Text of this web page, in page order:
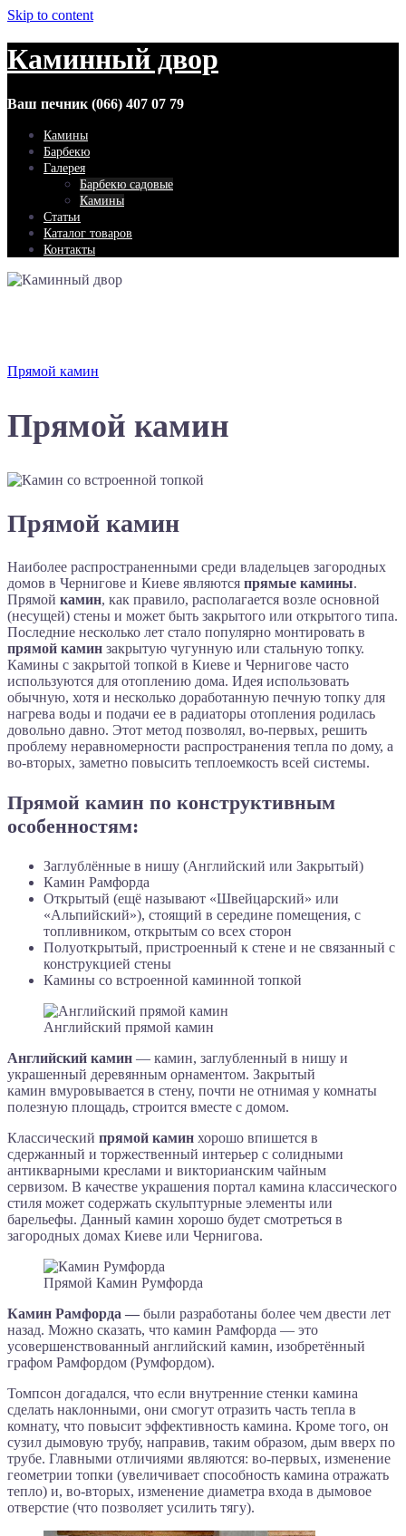
Skip to content
Каминный двор
Ваш печник (066) 407 07 79
Камины
Барбекю
Галерея
Барбекю садовые
Камины
Статьи
Каталог товаров
Контакты
Прямой камин
Прямой камин
Прямой камин
Наиболее распространенными среди владельцев загородных
домов в Чернигове и Киеве являются прямые камины.
Прямой камин, как правило, располагается возле основной
(несущей) стены и может быть закрытого или открытого типа.
Последние несколько лет стало популярно монтировать в
прямой камин закрытую чугунную или стальную топку.
Камины с закрытой топкой в Киеве и Чернигове часто
используются для отоплению дома. Идея использовать
обычную, хотя и несколько доработанную печную топку для
нагрева воды и подачи ее в радиаторы отопления родилась
довольно давно. Этот метод позволял, во-первых, решить
проблему неравномерности распространения тепла по дому, а
во-вторых, заметно повысить теплоемкость всей системы.
Прямой камин по конструктивным
особенностям:
Заглублённые в нишу (Английский или Закрытый)
Камин Рамфорда
Открытый (ещё называют «Швейцарский» или
«Альпийский»), стоящий в середине помещения, с
топливником, открытым со всех сторон
Полуоткрытый, пристроенный к стене и не связанный с
конструкцией стены
Камины со встроенной каминной топкой
Английский прямой камин
Английский камин — камин, заглубленный в нишу и
украшенный деревянным орнаментом. Закрытый
камин вмуровывается в стену, почти не отнимая у комнаты
полезную площадь, строится вместе с домом.
Классический прямой камин хорошо впишется в
сдержанный и торжественный интерьер с солидными
антикварными креслами и викторианским чайным
сервизом. В качестве украшения портал камина классического
стиля может содержать скульптурные элементы или
барельефы. Данный камин хорошо будет смотреться в
загородных домах Киеве или Чернигова.
Прямой Камин Румфорда
Камин Рамфорда — были разработаны более чем двести лет
назад. Можно сказать, что камин Рамфорда — это
усовершенствованный английский камин, изобретённый
графом Рамфордом (Румфордом).
Томпсон догадался, что если внутренние стенки камина
сделать наклонными, они смогут отразить часть тепла в
комнату, что повысит эффективность камина. Кроме того, он
сузил дымовую трубу, направив, таким образом, дым вверх по
трубе. Главными отличиями являются: во-первых, изменение
геометрии топки (увеличивает способность камина отражать
тепло) и, во-вторых, изменение диаметра входа в дымовое
отверстие (что позволяет усилить тягу).